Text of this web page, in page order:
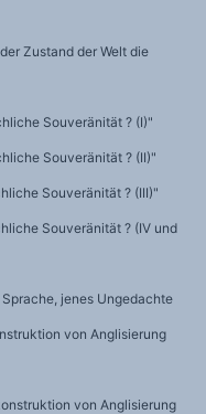
Zustand der Welt die
Souveränität ? (I)"
Souveränität ? (II)"
Souveränität ? (III)"
Souveränität ? (IV und
jenes Ungedachte
von Anglisierung
von Anglisierung